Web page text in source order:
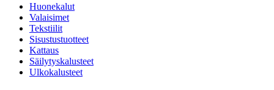
Huonekalut
Valaisimet
Tekstiilit
Sisustustuotteet
Kattaus
Säilytyskalusteet
Ulkokalusteet